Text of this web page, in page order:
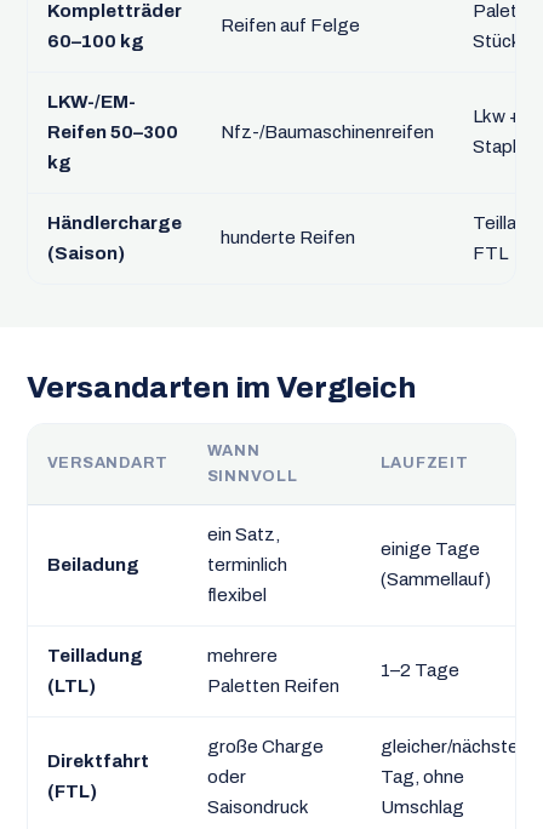
Kompletträder
60–100 kg
Reifen auf Felge
Palette,
LKW-/EM-
Reifen 50–300
kg
Nfz-/Baumaschinenreifen
Lkw +
Stapler
Händlercharge
(Saison)
hunderte Reifen
FTL
Versandarten im Vergleich
VERSANDART
WANN
SINNVOLL
LAUFZEIT
Beiladung
ein Satz,
terminlich
flexibel
einige Tage
(Sammellauf)
Teilladung
(LTL)
mehrere
Paletten Reifen
1–2 Tage
Direktfahrt
(FTL)
große Charge
oder
Saisondruck
gleicher/nächster
Tag, ohne
Umschlag